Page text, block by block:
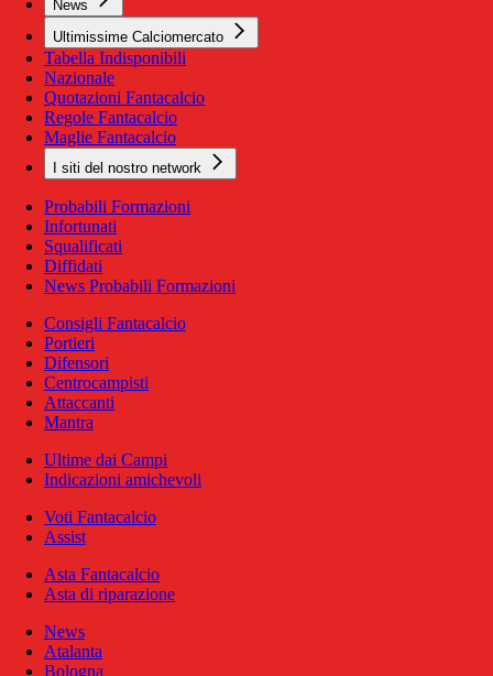
News
Ultimissime Calciomercato
Tabella Indisponibili
Nazionale
Quotazioni Fantacalcio
Regole Fantacalcio
Maglie Fantacalcio
I siti del nostro network
Probabili Formazioni
Infortunati
Squalificati
Diffidati
News Probabili Formazioni
Consigli Fantacalcio
Portieri
Difensori
Centrocampisti
Attaccanti
Mantra
Ultime dai Campi
Indicazioni amichevoli
Voti Fantacalcio
Assist
Asta Fantacalcio
Asta di riparazione
News
Atalanta
Bologna